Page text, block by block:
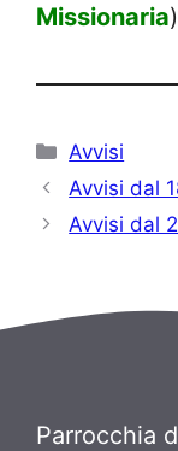
Missionaria)
Categorie
Avvisi
Avvisi dal
Avvisi dal
Parrocchia